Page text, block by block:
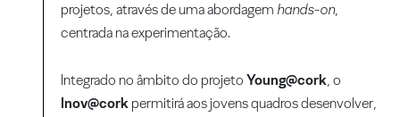
projetos, através de uma abordagem hands-on,
centrada na experimentação.
Integrado no âmbito do projetoYoung@cork, o
Inov@cork permitirá aos jovens quadros desenvolver,